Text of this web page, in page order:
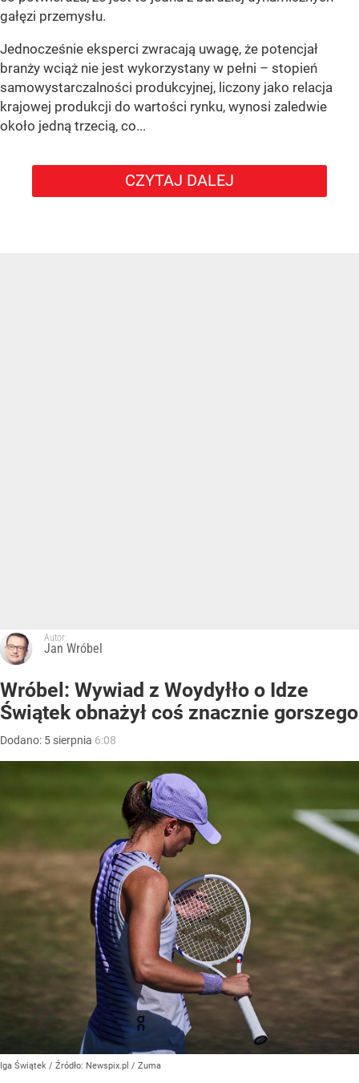
gałęzi przemysłu.
Jednocześnie eksperci zwracają uwagę, że potencjał
branży wciąż nie jest wykorzystany w pełni – stopień
samowystarczalności produkcyjnej, liczony jako relacja
krajowej produkcji do wartości rynku, wynosi zaledwie
około jedną trzecią, co...
CZYTAJ DALEJ
Autor:
Jan Wróbel
Wróbel: Wywiad z Woydyłło o Idze
Świątek obnażył coś znacznie gorszego
Dodano: 5 sierpnia 6:08
Iga Świątek / Źródło: Newspix.pl / Zuma